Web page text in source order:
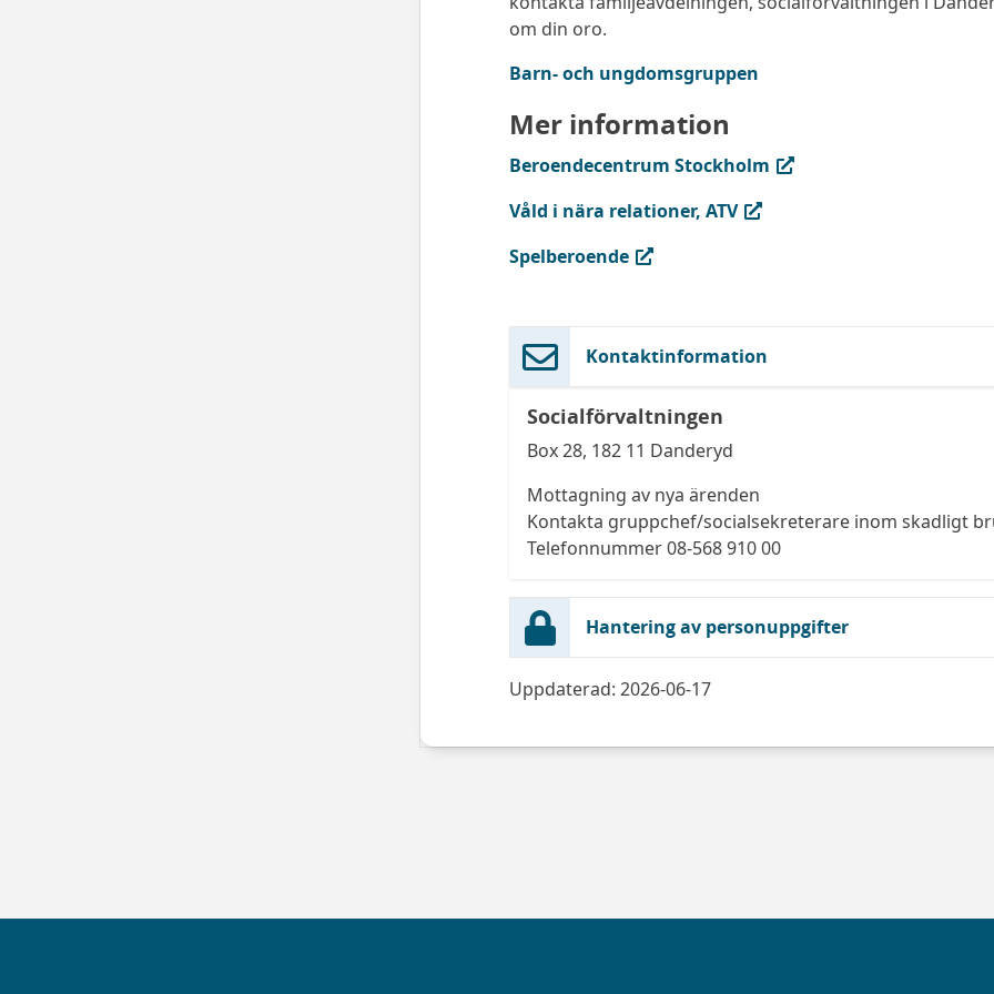
om din oro.
Barn- och ungdomsgruppen
Mer information
Beroendecentrum Stockholm
(extern länk, öppnas i ny flik)
Våld i nära relationer, ATV
(extern länk, öppnas i ny flik)
Spelberoende
(extern länk, öppnas i ny flik)
Kontaktinformation
Socialförvaltningen
Box 28, 182 11 Danderyd
Mottagning av nya ärenden
Kontakta gruppchef/socialsekreterare inom skadligt
Telefonnummer 08-568 910 00
Hantering av personuppgifter
Uppdaterad: 2026-06-17